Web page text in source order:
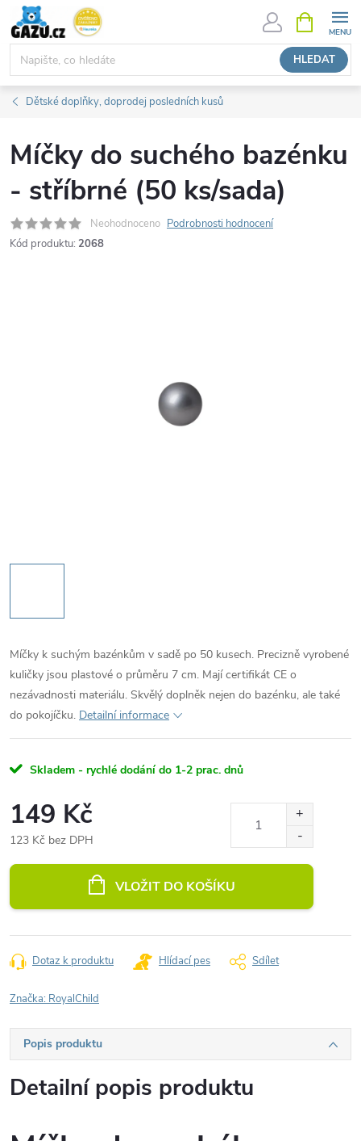
Přejít
obsah
HLEDAT
NÁKUPNÍ
KOŠÍK
Dětské doplňky, doprodej posledních kusů
Míčky do suchého bazénku
- stříbrné (50 ks/sada)
Neohodnoceno Podrobnosti hodnocení
Kód produktu: 2068
Míčky k suchým bazénkům v sadě po 50 kusech. Precizně vyrobené
kuličky jsou plastové o průměru 7 cm. Mají certifikát CE o
nezávadnosti materiálu. Skvělý doplněk nejen do bazénku, ale také
do pokojíčku. Detailní informace
Skladem - rychlé dodání do 1-2 prac. dnů
149 Kč
123 Kč bez DPH
VLOŽIT DO KOŠÍKU
Dotaz k produktu Hlídací pes Sdílet
Značka: RoyalChild
Popis produktu
Detailní popis produktu